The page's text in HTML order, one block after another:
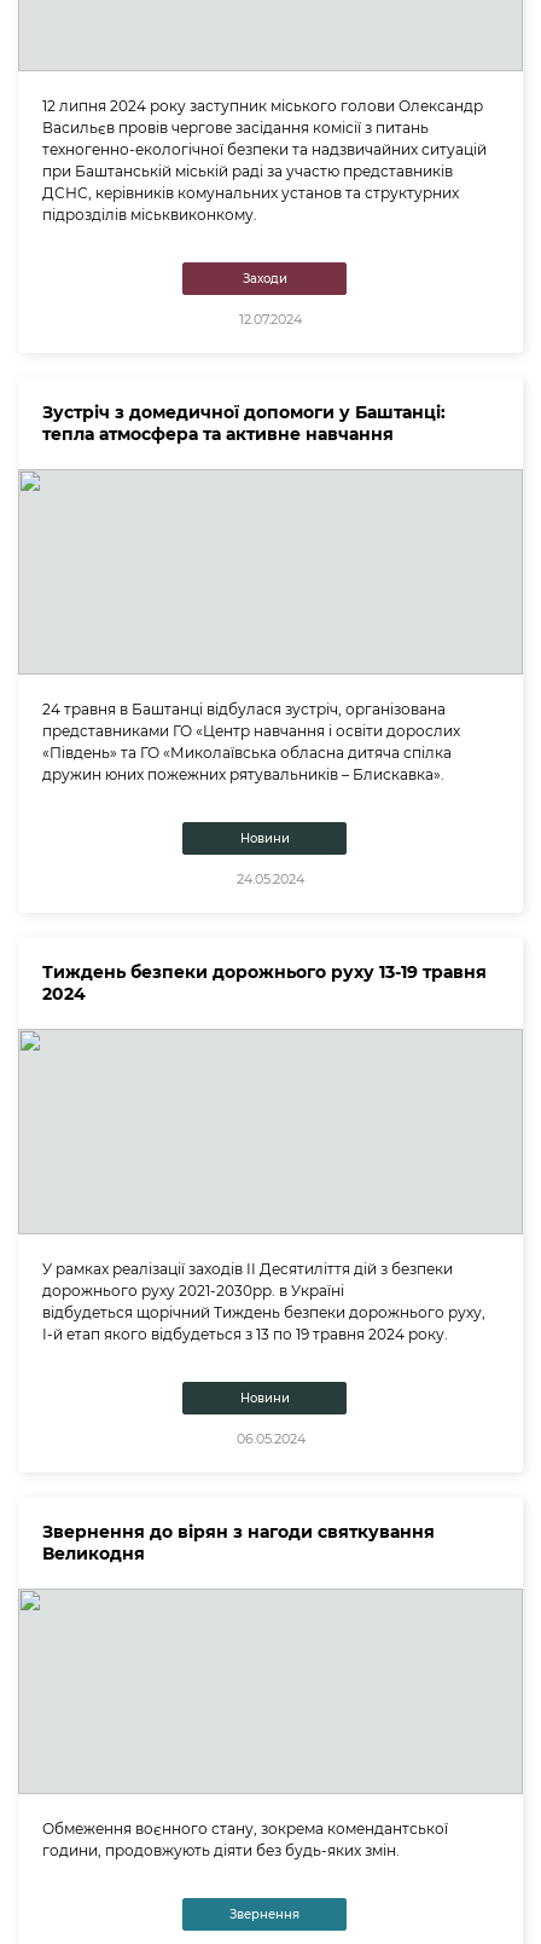
12 липня 2024 року заступник міського голови Олександр
Васильєв провів чергове засідання комісії з питань
техногенно-екологічної безпеки та надзвичайних ситуацій
при Баштанській міській раді за участю представників
ДСНС, керівників комунальних установ та структурних
підрозділів міськвиконкому.
Заходи
12.07.2024
Зустріч з домедичної допомоги у Баштанці:
тепла атмосфера та активне навчання
24 травня в Баштанці відбулася зустріч, організована
представниками ГО «Центр навчання і освіти дорослих
«Південь» та ГО «Миколаївська обласна дитяча спілка
дружин юних пожежних рятувальників – Блискавка».
Новини
24.05.2024
Тиждень безпеки дорожнього руху 13-19 травня
2024
У рамках реалізації заходів ІІ Десятиліття дій з безпеки
дорожнього руху 2021-2030рр. в Україні
відбудеться щорічний Тиждень безпеки дорожнього руху,
І-й етап якого відбудеться з 13 по 19 травня 2024 року.
Новини
06.05.2024
Звернення до вірян з нагоди святкування
Великодня
Обмеження воєнного стану, зокрема комендантської
години, продовжують діяти без будь-яких змін.
Звернення